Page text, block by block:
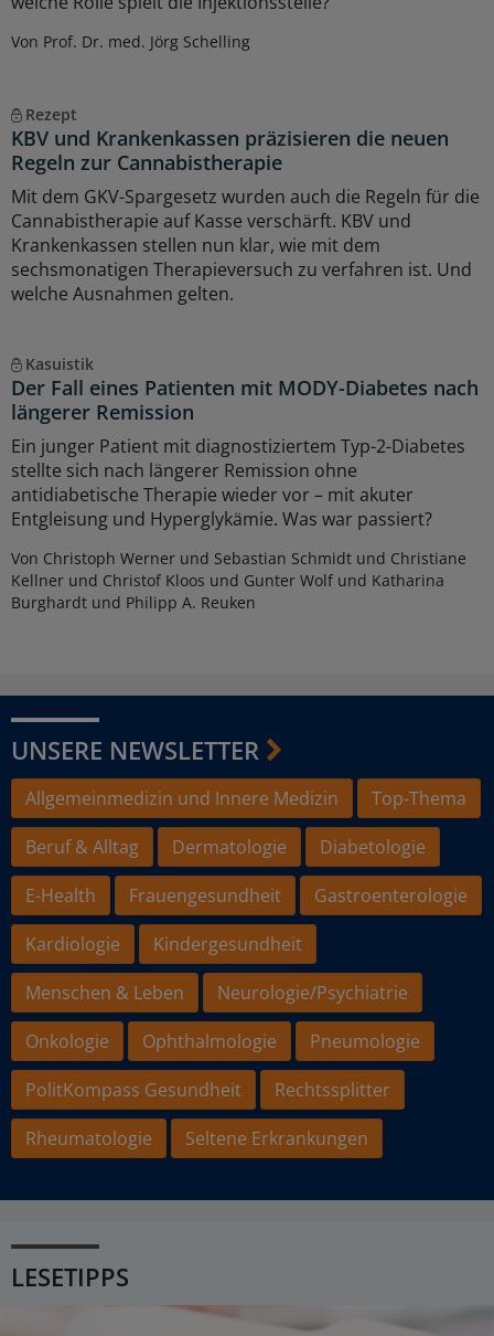
Von Prof. Dr. med. Jörg Schelling
Rezept
KBV und Krankenkassen präzisieren die neuen
Regeln zur Cannabistherapie
Mit dem GKV-Spargesetz wurden auch die Regeln für die
Cannabistherapie auf Kasse verschärft. KBV und
Krankenkassen stellen nun klar, wie mit dem
sechsmonatigen Therapieversuch zu verfahren ist. Und
welche Ausnahmen gelten.
Kasuistik
Der Fall eines Patienten mit MODY-Diabetes nach
längerer Remission
Ein junger Patient mit diagnostiziertem Typ-2-Diabetes
stellte sich nach längerer Remission ohne
antidiabetische Therapie wieder vor – mit akuter
Entgleisung und Hyperglykämie. Was war passiert?
Von Christoph Werner und Sebastian Schmidt und Christiane
Kellner und Christof Kloos und Gunter Wolf und Katharina
Burghardt und Philipp A. Reuken
UNSERE NEWSLETTER
Allgemeinmedizin und Innere Medizin
Top-Thema
Beruf & Alltag
Dermatologie
Diabetologie
E-Health
Frauengesundheit
Gastroenterologie
Kardiologie
Kindergesundheit
Menschen & Leben
Neurologie/Psychiatrie
Onkologie
Ophthalmologie
Pneumologie
PolitKompass Gesundheit
Rechtssplitter
Rheumatologie
Seltene Erkrankungen
LESETIPPS